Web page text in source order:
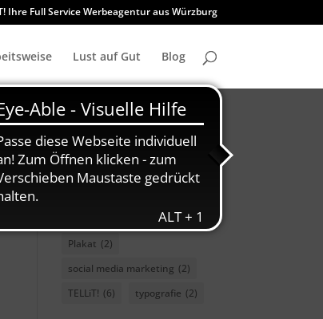
Ihre Full Service Werbeagentur aus Würzburg
Lust auf Gut Blog
charity (3) Font (2)
(2)
Plakat (2)
social media marketing (2)
TELLiT! (6) typografie (2)